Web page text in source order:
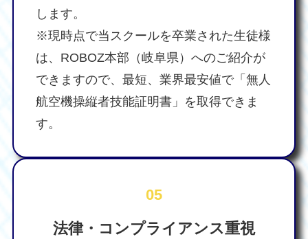
します。
※現時点で当スクールを卒業された生徒様
は、ROBOZ本部（岐阜県）へのご紹介が
できますので、最短、業界最安値で「無人
航空機操縦者技能証明書」を取得できま
す。
05
法律・コンプライアンス重視